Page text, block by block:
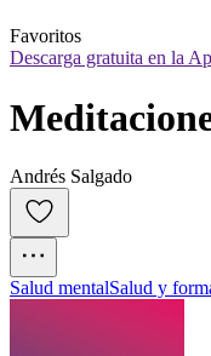
Favoritos
Descarga gratuita en la
Andrés Salgado
Salud mentalSalud y